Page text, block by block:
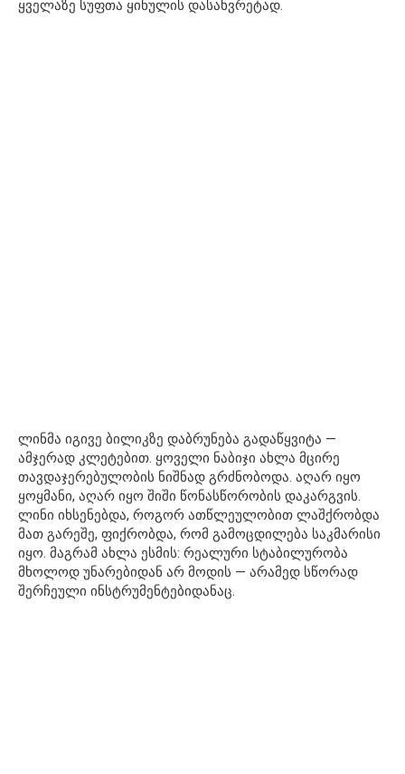
ყველაზე სუფთა ყინულის დასახვრეტად.
ლინმა იგივე ბილიკზე დაბრუნება გადაწყვიტა —
ამჯერად კლეტებით. ყოველი ნაბიჯი ახლა მცირე
თავდაჯერებულობის ნიშნად გრძნობოდა. აღარ იყო
ყოყმანი, აღარ იყო შიში წონასწორობის დაკარგვის.
ლინი იხსენებდა, როგორ ათწლეულობით ლაშქრობდა
მათ გარეშე, ფიქრობდა, რომ გამოცდილება საკმარისი
იყო. მაგრამ ახლა ესმის: რეალური სტაბილურობა
მხოლოდ უნარებიდან არ მოდის — არამედ სწორად
შერჩეული ინსტრუმენტებიდანაც.